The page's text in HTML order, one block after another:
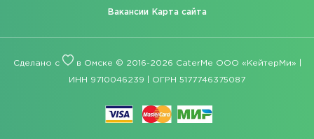
Вакансии Карта сайта
Сделано с в Омске © 2016-2026 CaterMe ООО «КейтерМи» |
ИНН 9710046239 | ОГРН 5177746375087